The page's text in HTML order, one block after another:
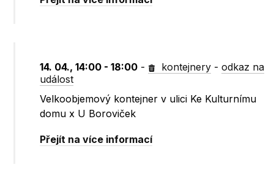
14. 04., 14:00 - 18:00 - kontejnery -odkaz na
událost
Velkoobjemový kontejner v ulici Ke Kulturnímu
domu x U Boroviček
Přejít na více informací